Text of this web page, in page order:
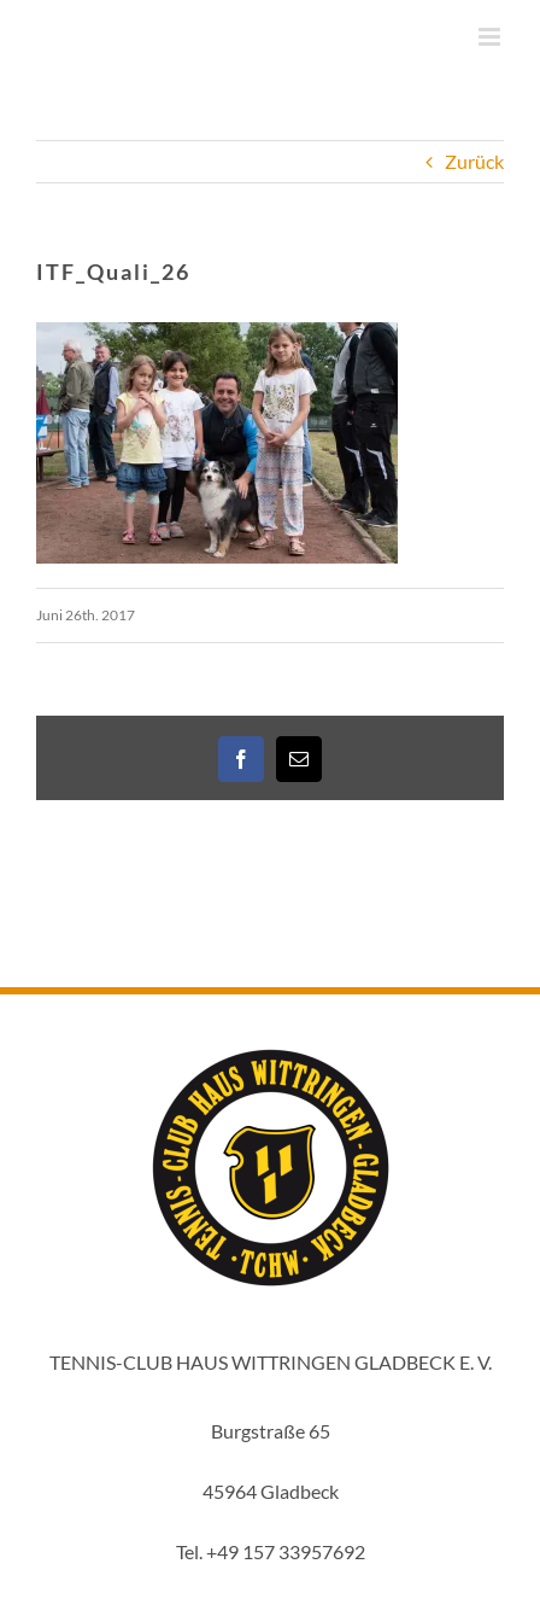
Zurück
ITF_Quali_26
Juni 26th. 2017
Facebook
E-
Mail
TENNIS-CLUB HAUS WITTRINGEN GLADBECK E. V.
Burgstraße 65
45964 Gladbeck
Tel. +49 157 33957692